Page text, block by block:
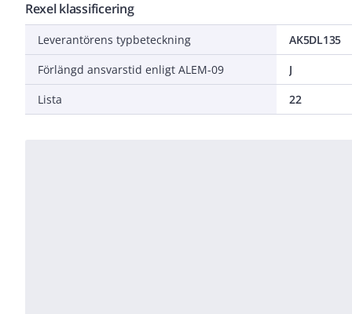
Rexel klassificering
Leverantörens typbeteckning
AK5DL135
Förlängd ansvarstid enligt ALEM-09
J
Lista
22